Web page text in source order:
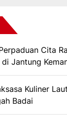
Cita
Jantung
Kuliner
Badai